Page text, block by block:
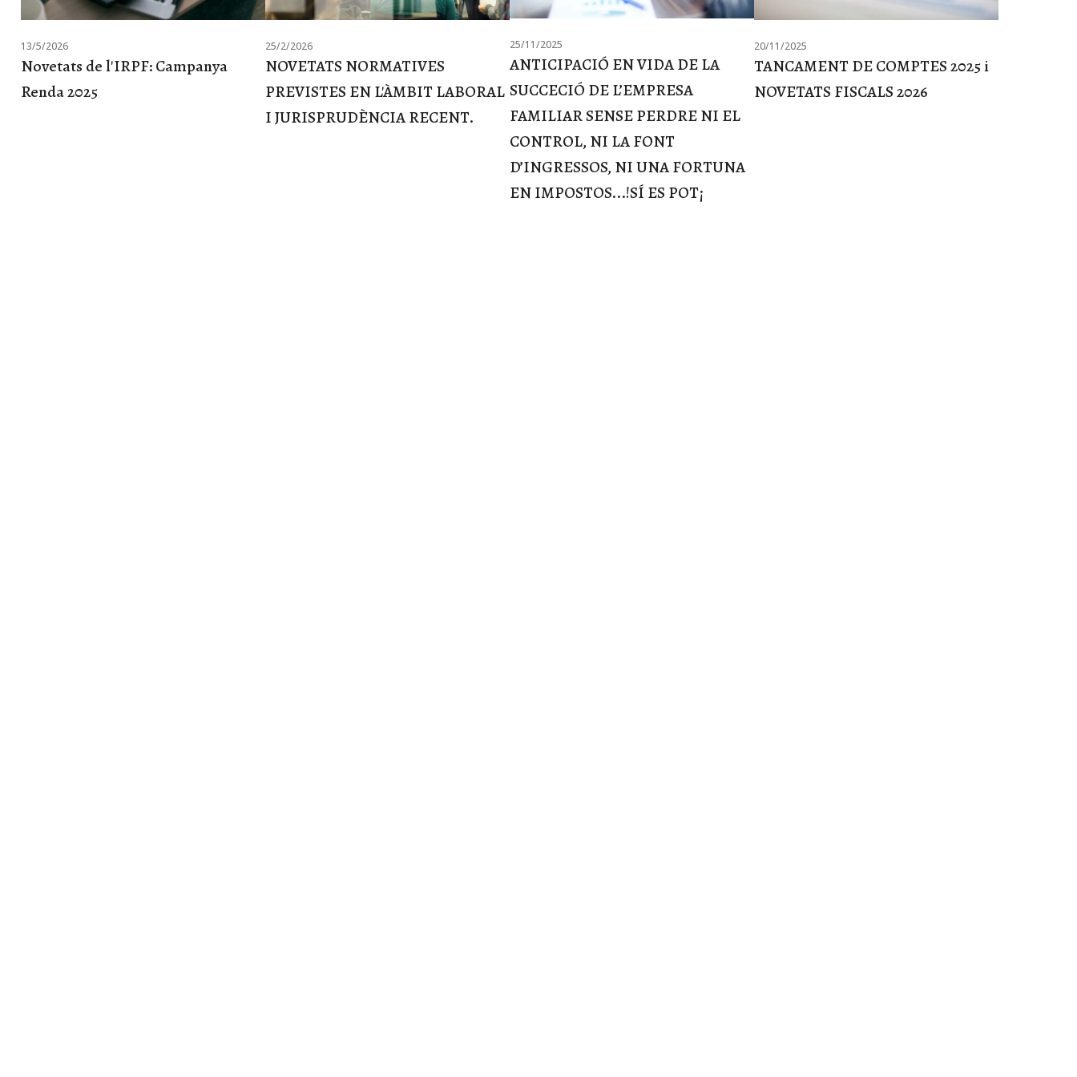
13/5/2026
Novetats de l'IRPF: Campanya
Renda 2025
25/2/2026
NOVETATS NORMATIVES
PREVISTES EN L'ÀMBIT LABORAL
I JURISPRUDÈNCIA RECENT.
25/11/2025
ANTICIPACIÓ EN VIDA DE LA
SUCCECIÓ DE L’EMPRESA
FAMILIAR SENSE PERDRE NI EL
CONTROL, NI LA FONT
D’INGRESSOS, NI UNA FORTUNA
EN IMPOSTOS...!SÍ ES POT¡
20/11/2025
TANCAMENT DE COMPTES 2025 i
NOVETATS FISCALS 2026